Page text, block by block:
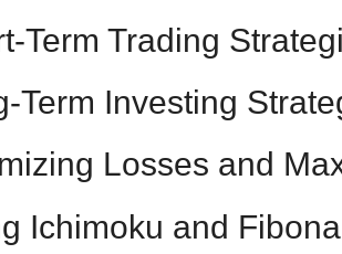
Term Trading
Term Investing
Losses and
Ichimoku and